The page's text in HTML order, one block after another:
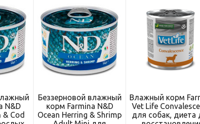
N&D
& Cod
Беззерновой влажный
корм Farmina N&D
Ocean Herring & Shrimp
Влажный корм
Vet Life
для собак, диета